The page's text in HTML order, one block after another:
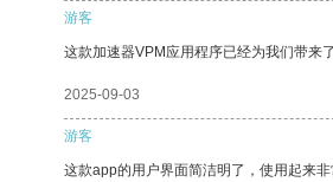
游客
这款加速器VPM应用程序已经为我们带来
2025-09-03
游客
这款app的用户界面简洁明了，使用起来